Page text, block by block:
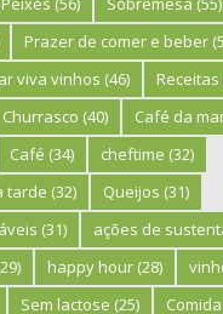
Prazer de comer e beber
viva vinhos (46)
Churrasco (40) Café da
Café (34) cheftime (32)
tarde (32) Queijos (31)
(31) ações de
happy hour (28)
Sem lactose (25)